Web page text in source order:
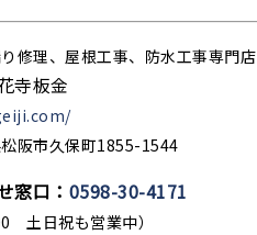
修理、屋根工事、防水工事専門店
寺板金
阪市久保町1855-1544
窓口： 0598-30-4171
土日祝も営業中）